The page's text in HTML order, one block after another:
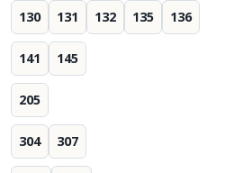
130 131 132 135 136
141 145
205
304 307